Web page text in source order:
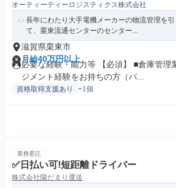
オーティーティーロジスティクス株式会社
長年にわたり大手電機メーカーの物流管理を
て、栗東流通センターのセンター...
滋賀県栗東市
月給40万円以上
必要な経験・能力等 【必須】 ■倉庫管理
ジメント経験をお持ちの方（パ...
資格取得支援あり +1個
業務委託
✅日払い可!短距離ドライバー
株式会社陽だまり運送